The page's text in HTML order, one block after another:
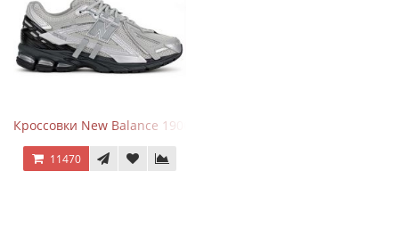
Кроссовки New Balance 1906 Black Silver Metallic
11470